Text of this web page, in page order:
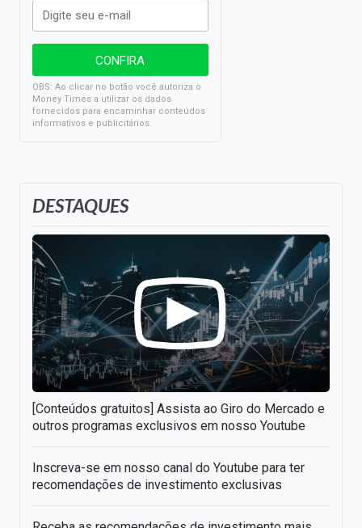
DESTAQUES
[Conteúdos gratuitos] Assista ao Giro do Mercado e
outros programas exclusivos em nosso Youtube
Inscreva-se em nosso canal do Youtube para ter
recomendações de investimento exclusivas
OBS: Ao clicar no botão você autoriza o
Money Times a utilizar os dados
fornecidos para encaminhar conteúdos
informativos e publicitários.